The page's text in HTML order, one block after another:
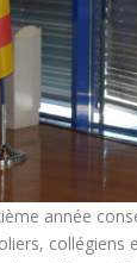
année
collégiens